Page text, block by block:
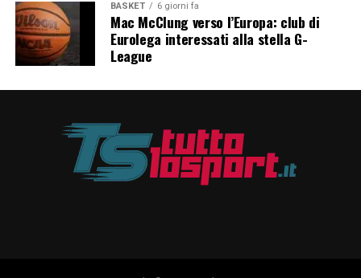
BASKET 6 giorni fa
Mac McClung verso l’Europa: club di
Eurolega interessati alla stella G-
League